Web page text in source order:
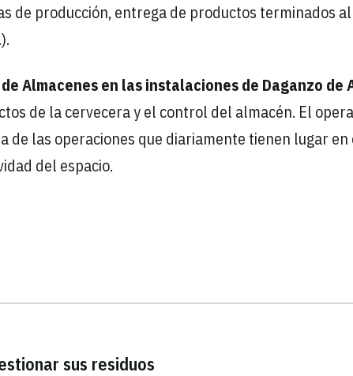
de producción, entrega de productos terminados al
Almacenes en las instalaciones de Daganzo de
de la cervecera y el control del almacén. El
de las operaciones que diariamente tienen lugar en
del espacio.
sus residuos